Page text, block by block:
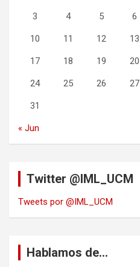
3 4 5 6
10 11 12 13
17 18 19 20
24 25 26 27
31
« Jun
Twitter @IML_UCM
Tweets por @IML_UCM
Hablamos de…